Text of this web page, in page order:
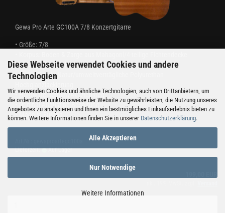
Diese Webseite verwendet Cookies und andere
Technologien
Wir verwenden Cookies und ähnliche Technologien, auch von Drittanbietern, um
die ordentliche Funktionsweise der Website zu gewährleisten, die Nutzung unseres
Angebotes zu analysieren und Ihnen ein bestmögliches Einkaufserlebnis bieten zu
können. Weitere Informationen finden Sie in unserer Datenschutzerklärung.
Alle Akzeptieren
Nur Notwendige
Weitere Informationen
Gewa Pro Arte GC100A 7/8 Konzertgitarre
• Größe:7/8
• Hals:getöntes Ahorn
• Farbe/Finish: Natur/
• Hardware: Chrom/Akaziensteg
• Original Augustine Besaitung
• Made in Europa
Lieferzeit:
Auf Lager